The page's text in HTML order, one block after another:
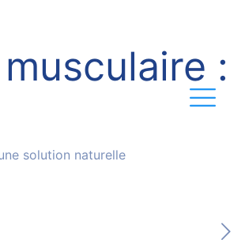
:
solution naturelle